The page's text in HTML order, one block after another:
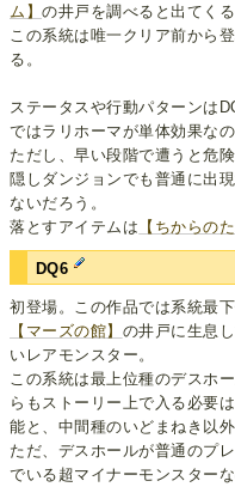
ム】の井戸を調べると出てくる
この系統は唯一クリア前から
る。
ステータスや行動パターンは
ではラリホーマが単体効果なの
ただし、早い段階で遭うと危険
隠しダンジョンでも普通に出
ないだろう。
落とすアイテムは 【ちからのた
DQ6
初登場。この作品では系統最
【マーズの館】 の井戸に生息
いレアモンスター。
この系統は最上位種のデスホ
らもストーリー上で入る必要
能と、中間種のいどまねき以
ただ、デスホールが普通のプ
でいる超マイナーモンスター